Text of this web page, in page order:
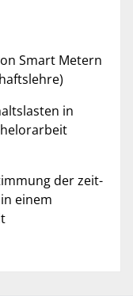
Smart Metern
in
der zeit-
einem